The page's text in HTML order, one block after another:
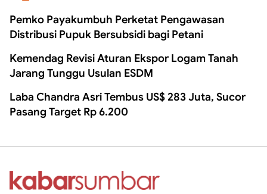
Pemko Payakumbuh Perketat Pengawasan
Distribusi Pupuk Bersubsidi bagi Petani
Kemendag Revisi Aturan Ekspor Logam Tanah
Jarang Tunggu Usulan ESDM
Laba Chandra Asri Tembus US$ 283 Juta, Sucor
Pasang Target Rp 6.200